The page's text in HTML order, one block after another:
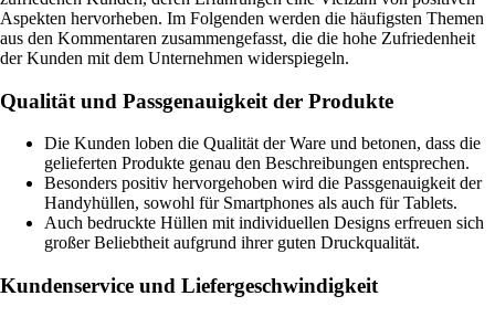
Aspekten hervorheben. Im Folgenden werden die häufigsten Themen
aus den Kommentaren zusammengefasst, die die hohe Zufriedenheit
der Kunden mit dem Unternehmen widerspiegeln.
Qualität und Passgenauigkeit der Produkte
Die Kunden loben die Qualität der Ware und betonen, dass die
gelieferten Produkte genau den Beschreibungen entsprechen.
Besonders positiv hervorgehoben wird die Passgenauigkeit der
Handyhüllen, sowohl für Smartphones als auch für Tablets.
Auch bedruckte Hüllen mit individuellen Designs erfreuen sich
großer Beliebtheit aufgrund ihrer guten Druckqualität.
Kundenservice und Liefergeschwindigkeit